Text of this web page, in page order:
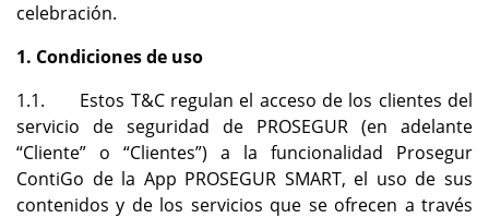
celebración.
1. Condiciones de uso
1.1. Estos T&C regulan el acceso de los clientes del
servicio de seguridad de PROSEGUR (en adelante
“Cliente” o “Clientes”) a la funcionalidad Prosegur
ContiGo de la App PROSEGUR SMART, el uso de sus
contenidos y de los servicios que se ofrecen a través